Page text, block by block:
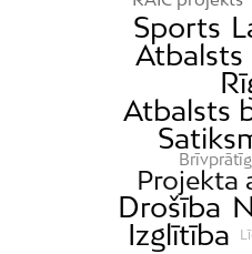
Sports
Atbalsts
Atbalsts
Projekta
Drošība
Izglītība